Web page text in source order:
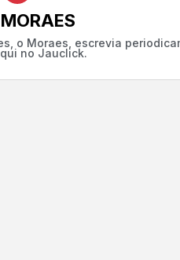
o Moraes, escrevia
no Jauclick.